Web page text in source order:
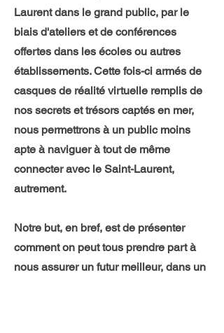
Laurent dans le grand public, par le
biais d'ateliers et de conférences
offertes dans les écoles ou autres
établissements. Cette fois-ci armés de
casques de réalité virtuelle remplis de
nos secrets et trésors captés en mer,
nous permettrons à un public moins
apte à naviguer à tout de même
connecter avec le Saint-Laurent,
autrement.
Notre but, en bref, est de présenter
comment on peut tous prendre part à
nous assurer un futur meilleur, dans un